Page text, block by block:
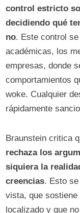
control estricto
decidiendo qué
no. Este control
académicas, los
empresas, donde
comportamientos
woke. Cualquier
rápidamente
Braunstein critica
rechaza los
siquiera la
creencias. Esto
vista, que
localizado y que